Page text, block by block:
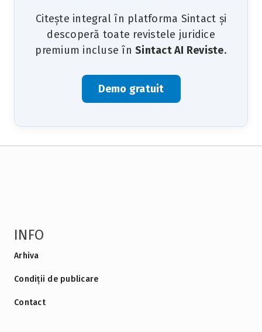
Citește integral în platforma Sintact și
descoperă toate revistele juridice
premium incluse în Sintact AI Reviste.
Demo gratuit
INFO
Arhiva
Condiții de publicare
Contact